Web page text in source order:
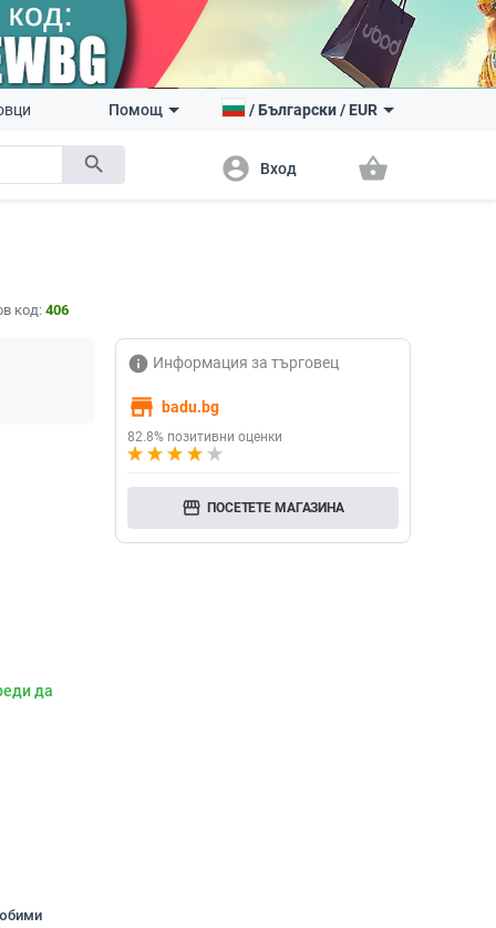
search
Помощ /Български/ EUR
account_circle Вход shopping_basket
код: 406
да
info Информация за търговец
store badu.bg
82.8% позитивни оценки
storefront ПОСЕТЕТЕ МАГАЗИНА